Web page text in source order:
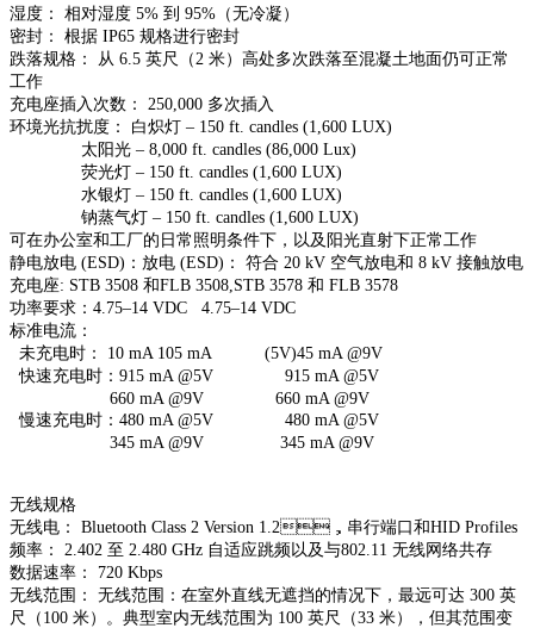
湿度： 相对湿度 5% 到 95%（无冷凝）
密封： 根据 IP65 规格进行密封
跌落规格： 从 6.5 英尺（2 米）高处多次跌落至混凝土地面仍可正常
工作
充电座插入次数： 250,000 多次插入
环境光抗扰度： 白炽灯 – 150 ft. candles (1,600 LUX)
太阳光 – 8,000 ft. candles (86,000 Lux)
荧光灯 – 150 ft. candles (1,600 LUX)
水银灯 – 150 ft. candles (1,600 LUX)
钠蒸气灯 – 150 ft. candles (1,600 LUX)
可在办公室和工厂的日常照明条件下，以及阳光直射下正常工作
静电放电 (ESD)：放电 (ESD)： 符合 20 kV 空气放电和 8 kV 接触放电
充电座: STB 3508 和FLB 3508,STB 3578 和 FLB 3578
功率要求：4.75–14 VDC 4.75–14 VDC
标准电流：
未充电时： 10 mA 105 mA (5V)45 mA @9V
快速充电时：915 mA @5V 915 mA @5V
660 mA @9V 660 mA @9V
慢速充电时：480 mA @5V 480 mA @5V
345 mA @9V 345 mA @9V
无线规格
无线电： Bluetooth Class 2 Version 1.2，串行端口和HID Profiles
频率： 2.402 至 2.480 GHz 自适应跳频以及与802.11 无线网络共存
数据速率： 720 Kbps
无线范围： 无线范围：在室外直线无遮挡的情况下，最远可达 300 英
尺（100 米）。典型室内无线范围为 100 英尺（33 米），但其范围变